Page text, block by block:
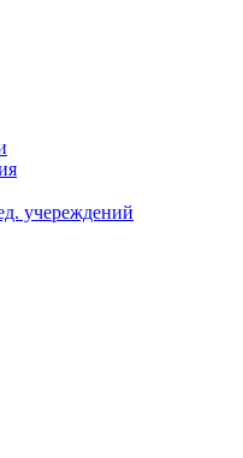
учереждений